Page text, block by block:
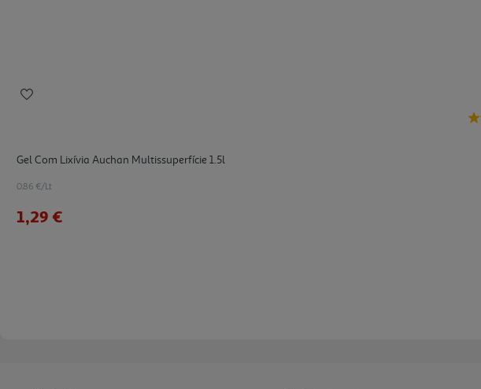
Gel Com Lixívia Auchan Multissuperfície 1.5l
0.86 €/Lt
1,29 €